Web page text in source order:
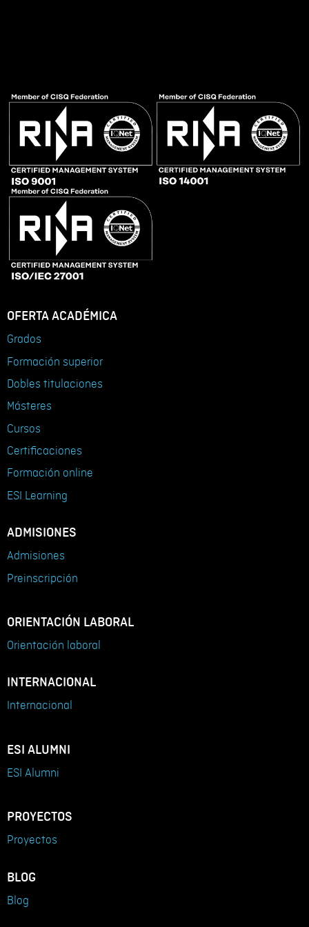
OFERTA ACADÉMICA
Grados
Formación superior
Dobles titulaciones
Másteres
Cursos
Certificaciones
Formación online
ESI Learning
ADMISIONES
Admisiones
Preinscripción
ORIENTACIÓN LABORAL
Orientación laboral
INTERNACIONAL
Internacional
ESI ALUMNI
ESI Alumni
PROYECTOS
Proyectos
BLOG
Blog